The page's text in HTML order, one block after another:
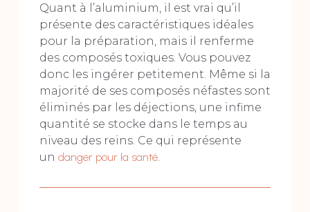
Quant à l’aluminium, il est vrai qu’il
présente des caractéristiques idéales
pour la préparation, mais il renferme
des composés toxiques. Vous pouvez
donc les ingérer petitement. Même si la
majorité de ses composés néfastes sont
éliminés par les déjections, une infime
quantité se stocke dans le temps au
niveau des reins. Ce qui représente
un danger pour la santé.